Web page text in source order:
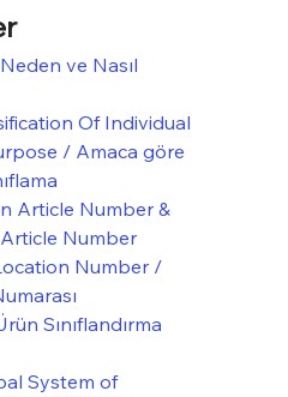
ve Nasıl
Of Individual
/ Amaca göre
Article Number &
Number
Number /
Sınıflandırma
System of